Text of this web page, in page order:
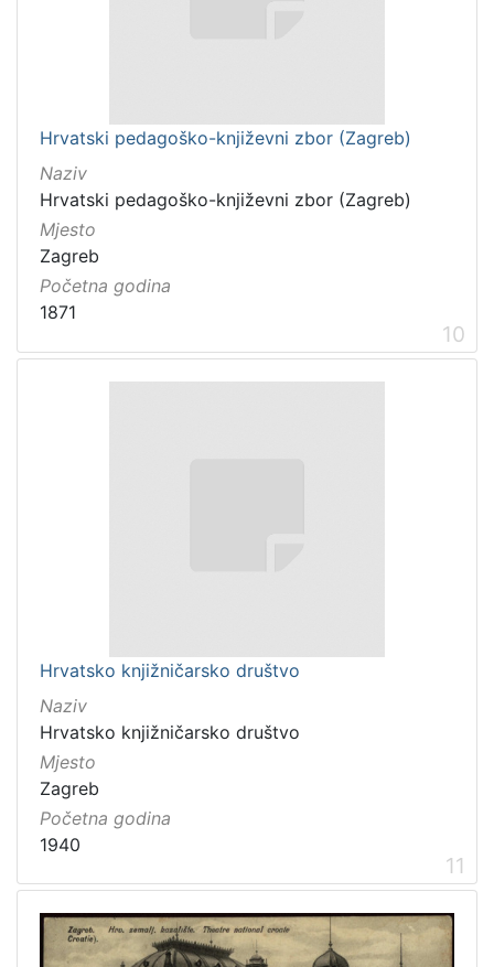
Hrvatski pedagoško-književni zbor (Zagreb)
Naziv
Hrvatski pedagoško-književni zbor (Zagreb)
Mjesto
Zagreb
Početna godina
1871
10
Hrvatsko knjižničarsko društvo
Naziv
Hrvatsko knjižničarsko društvo
Mjesto
Zagreb
Početna godina
1940
11